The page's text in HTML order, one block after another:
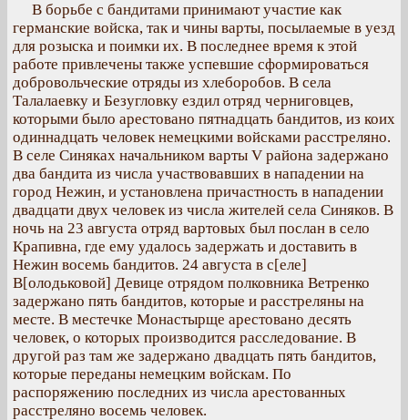
В борьбе с бандитами принимают участие как
германские войска, так и чины варты, посылаемые в уезд
для розыска и поимки их. В последнее время к этой
работе привлечены также успевшие сформироваться
добровольческие отряды из хлеборобов. В села
Талалаевку и Безугловку ездил отряд черниговцев,
которыми было арестовано пятнадцать бандитов, из коих
одиннадцать человек немецкими войсками расстреляно.
В селе Синяках начальником варты V района задержано
два бандита из числа участвовавших в нападении на
город Нежин, и установлена причастность в нападении
двадцати двух человек из числа жителей села Синяков. В
ночь на 23 августа отряд вартовых был послан в село
Крапивна, где ему удалось задержать и доставить в
Нежин восемь бандитов. 24 августа в с[еле]
В[олодьковой] Девице отрядом полковника Ветренко
задержано пять бандитов, которые и расстреляны на
месте. В местечке Монастырще арестовано десять
человек, о которых производится расследование. В
другой раз там же задержано двадцать пять бандитов,
которые переданы немецким войскам. По
распоряжению последних из числа арестованных
расстреляно восемь человек.